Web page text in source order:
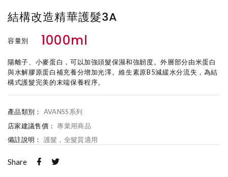
結構改造精華護髮3A
容量別 1000ml
陽離子、小麥蛋白，可以加強頭髮保濕和強韌度。外層部分由米蛋白
與水解膠原蛋白補充養分增加光澤。維生素原B5減緩水分流失，為結
構式護髮完美的末端保養程序。
產品類別：
AVANSS系列
店家建議售價： 專業用商品
備註說明：
護髮，全髮質適用
Share